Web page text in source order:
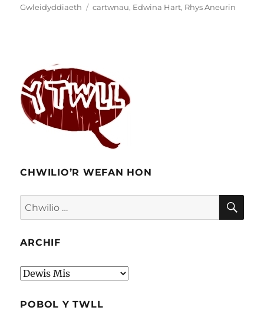
ar
Gwleidyddiaeth
Tagiau
cartwnau, Edwina Hart, Rhys Aneurin
CHWILIO’R WEFAN HON
Chwilio
am:
ARCHIF
Archif
POBOL Y TWLL